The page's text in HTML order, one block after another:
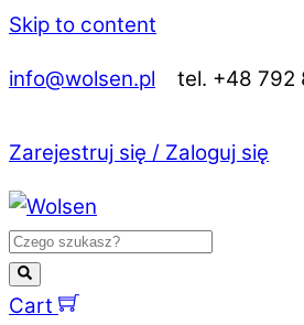
Skip to content
info@wolsen.pl tel. +48 792
Zarejestruj się / Zaloguj się
Cart